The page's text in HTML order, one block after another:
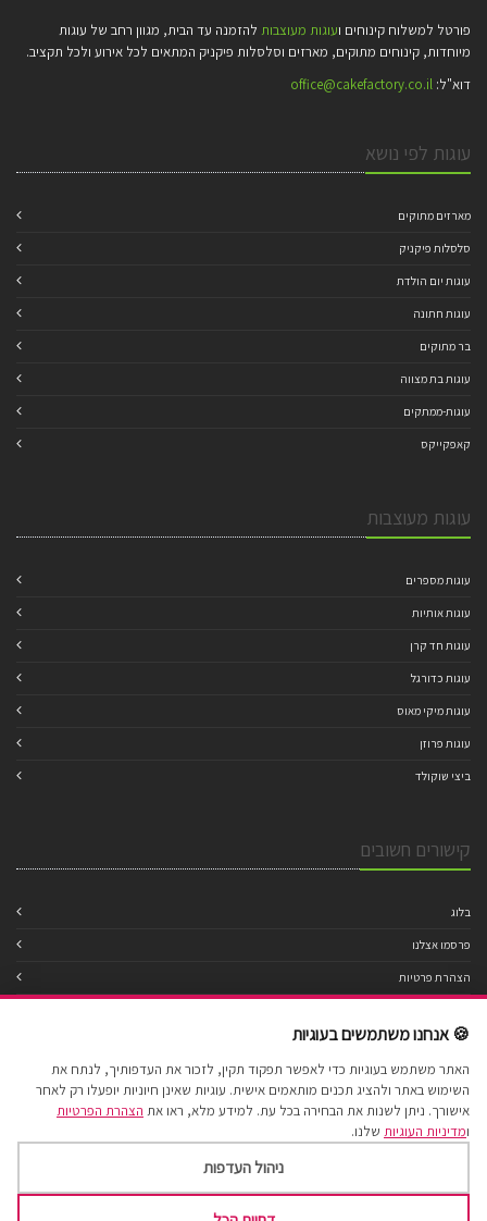
פורטל למשלוח קינוחים ועוגות מעוצבות להזמנה עד הבית, מגוון רחב של עוגות
מיוחדות, קינוחים מתוקים, מארזים וסלסלות פיקניק המתאים לכל אירוע ולכל תקציב.
דוא"ל: office@cakefactory.co.il
עוגות לפי נושא
מארזים מתוקים
סלסלות פיקניק
עוגות יום הולדת
עוגות חתונה
בר מתוקים
עוגות בת מצווה
עוגות-ממתקים
קאפקייקס
עוגות מעוצבות
עוגות מספרים
עוגות אותיות
עוגות חד קרן
עוגות כדורגל
עוגות מיקי מאוס
עוגות פרוזן
ביצי שוקולד
קישורים חשובים
בלוג
פרסמו אצלנו
הצהרת פרטיות
תנאי שימוש
הצהרת נגישות
מפת אתר
🍪 אנחנו משתמשים בעוגיות
האתר משתמש בעוגיות כדי לאפשר תפקוד תקין, לזכור את העדפותיך, לנתח את
השימוש באתר ולהציג תכנים מותאמים אישית. עוגיות שאינן חיוניות יופעלו רק לאחר
אישורך. ניתן לשנות את הבחירה בכל עת. למידע מלא, ראו את הצהרת הפרטיות
ומדיניות העוגיות שלנו.
ניהול העדפות